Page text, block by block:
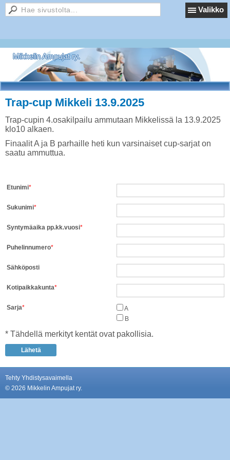
Valikko
Mikkelin Ampujat ry.
Trap-cup Mikkeli 13.9.2025
Trap-cupin 4.osakilpailu ammutaan Mikkelissä la 13.9.2025
klo10 alkaen.
Finaalit A ja B parhaille heti kun varsinaiset cup-sarjat on
saatu ammuttua.
Etunimi*
Sukunimi*
Syntymäaika pp.kk.vuosi*
Puhelinnumero*
Sähköposti
Kotipaikkakunta*
Sarja*
A
B
* Tähdellä merkityt kentät ovat pakollisia.
Tehty Yhdistysavaimella
© 2026 Mikkelin Ampujat ry.